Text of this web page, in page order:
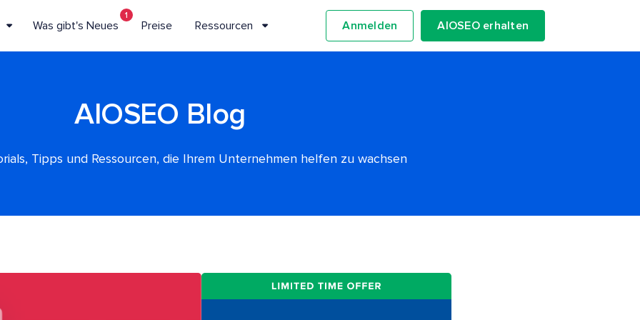
Was gibt's Neues
1
Preise Ressourcen Anmelden AIOSEO erhalten
AIOSEO Blog
Tipps und Ressourcen, die Ihrem Unternehmen helfen zu wachsen